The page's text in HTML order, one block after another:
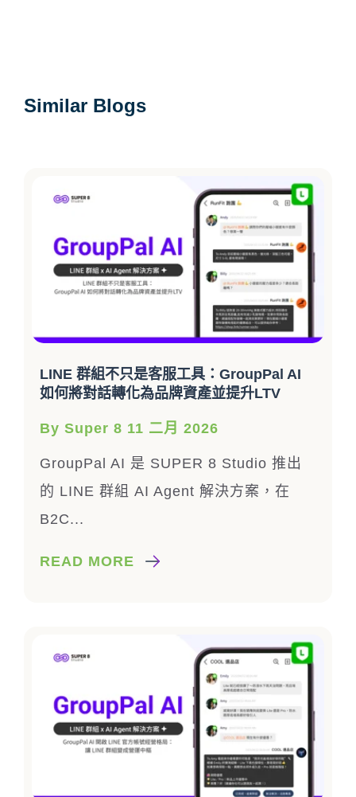
Similar Blogs
LINE 群組不只是客服工具：GroupPal AI
如何將對話轉化為品牌資產並提升LTV
By Super 8 11 二月 2026
GroupPal AI 是 SUPER 8 Studio 推出
的 LINE 群組 AI Agent 解決方案，在
B2C...
READ MORE